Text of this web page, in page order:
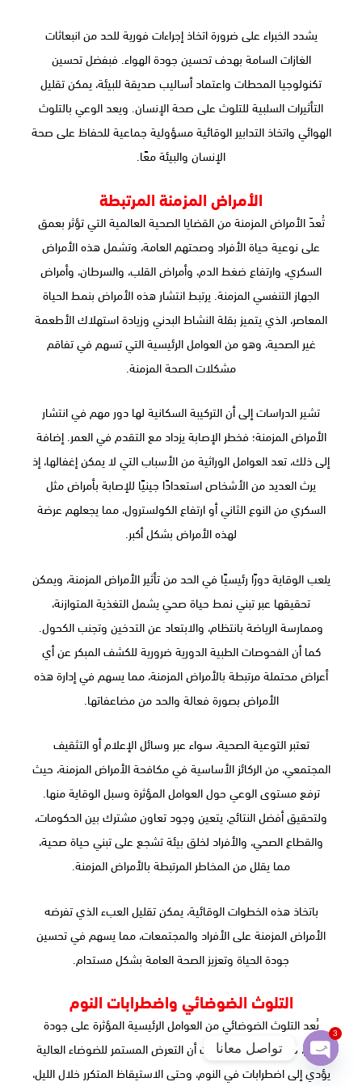
يشدد الخبراء على ضرورة اتخاذ إجراءات فورية للحد من انبعاثات
الغازات السامة بهدف تحسين جودة الهواء. فبفضل تحسين
تكنولوجيا المحطات واعتماد أساليب صديقة للبيئة، يمكن تقليل
التأثيرات السلبية للتلوث على صحة الإنسان. ويعد الوعي بالتلوث
الهوائي واتخاذ التدابير الوقائية مسؤولية جماعية للحفاظ على صحة
الإنسان والبيئة معًا.
الأمراض المزمنة المرتبطة
تُعدّ الأمراض المزمنة من القضايا الصحية العالمية التي تؤثر بعمق
على نوعية حياة الأفراد وصحتهم العامة، وتشمل هذه الأمراض
السكري، وارتفاع ضغط الدم، وأمراض القلب، والسرطان، وأمراض
الجهاز التنفسي المزمنة. يرتبط انتشار هذه الأمراض بنمط الحياة
المعاصر، الذي يتميز بقلة النشاط البدني وزيادة استهلاك الأطعمة
غير الصحية، وهو من العوامل الرئيسية التي تسهم في تفاقم
مشكلات الصحة المزمنة.
تشير الدراسات إلى أن التركيبة السكانية لها دور مهم في انتشار
الأمراض المزمنة؛ فخطر الإصابة يزداد مع التقدم في العمر. إضافة
إلى ذلك، تعد العوامل الوراثية من الأسباب التي لا يمكن إغفالها، إذ
يرث العديد من الأشخاص استعدادًا جينيًا للإصابة بأمراض مثل
السكري من النوع الثاني أو ارتفاع الكولسترول، مما يجعلهم عرضة
لهذه الأمراض بشكل أكبر.
يلعب الوقاية دورًا رئيسيًا في الحد من تأثير الأمراض المزمنة، ويمكن
تحقيقها عبر تبني نمط حياة صحي يشمل التغذية المتوازنة،
وممارسة الرياضة بانتظام، والابتعاد عن التدخين وتجنب الكحول.
كما أن الفحوصات الطبية الدورية ضرورية للكشف المبكر عن أي
أعراض محتملة مرتبطة بالأمراض المزمنة، مما يسهم في إدارة هذه
الأمراض بصورة فعالة والحد من مضاعفاتها.
تعتبر التوعية الصحية، سواء عبر وسائل الإعلام أو التثقيف
المجتمعي، من الركائز الأساسية في مكافحة الأمراض المزمنة، حيث
ترفع مستوى الوعي حول العوامل المؤثرة وسبل الوقاية منها.
ولتحقيق أفضل النتائج، يتعين وجود تعاون مشترك بين الحكومات،
والقطاع الصحي، والأفراد لخلق بيئة تشجع على تبني حياة صحية،
مما يقلل من المخاطر المرتبطة بالأمراض المزمنة.
باتخاذ هذه الخطوات الوقائية، يمكن تقليل العبء الذي تفرضه
الأمراض المزمنة على الأفراد والمجتمعات، مما يسهم في تحسين
جودة الحياة وتعزيز الصحة العامة بشكل مستدام.
التلوث الضوضائي واضطرابات النوم
يُعد التلوث الضوضائي من العوامل الرئيسية المؤثرة على جودة
النوم، حيث أظهرت الدراسات أن التعرض المستمر للضوضاء العالية
يؤدي إلى اضطرابات في النوم، وحتى الاستيقاظ المتكرر خلال الليل،
تواصل معانا
Open
chaty
3